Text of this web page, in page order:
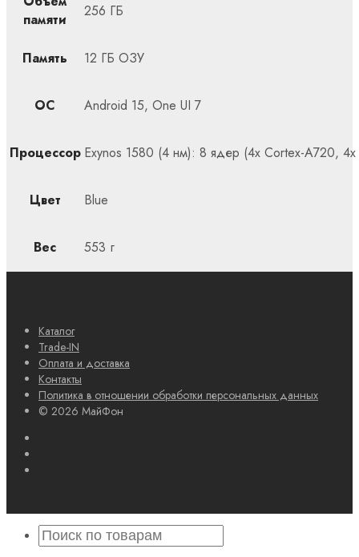
памяти
256 ГБ
Память 12 ГБ ОЗУ
ОС Android 15, One UI 7
Процессор Exynos 1580 (4 нм): 8 ядер (4x Cortex-A720,
Цвет Blue
Вес 553 г
Каталог
Trade-IN
Оплата и доставка
Контакты
Политика в отношении обработки персональных данных
© 2026 МайФон